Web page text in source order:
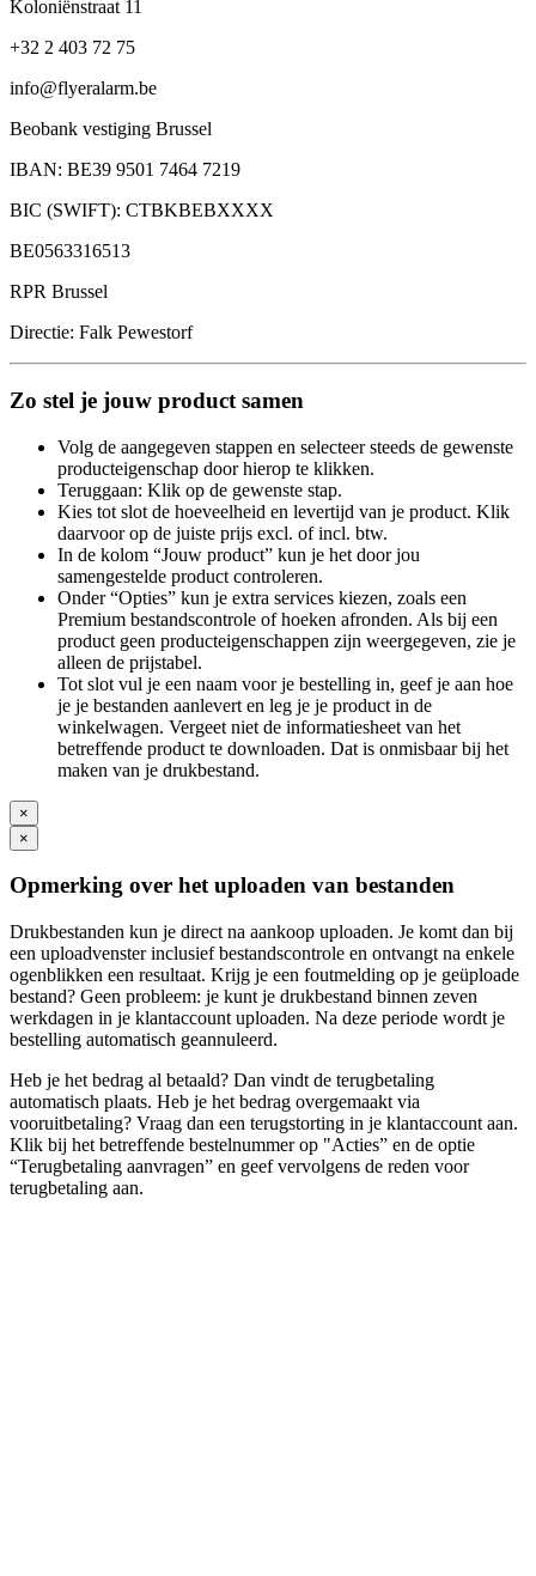
Koloniënstraat 11
+32 2 403 72 75
info@flyeralarm.be
Beobank vestiging Brussel
IBAN: BE39 9501 7464 7219
BIC (SWIFT): CTBKBEBXXXX
BE0563316513
RPR Brussel
Directie: Falk Pewestorf
Zo stel je jouw product samen
Volg de aangegeven stappen en selecteer steeds de gewenste
producteigenschap door hierop te klikken.
Teruggaan: Klik op de gewenste stap.
Kies tot slot de hoeveelheid en levertijd van je product. Klik
daarvoor op de juiste prijs excl. of incl. btw.
In de kolom “Jouw product” kun je het door jou
samengestelde product controleren.
Onder “Opties” kun je extra services kiezen, zoals een
Premium bestandscontrole of hoeken afronden. Als bij een
product geen producteigenschappen zijn weergegeven, zie je
alleen de prijstabel.
Tot slot vul je een naam voor je bestelling in, geef je aan hoe
je je bestanden aanlevert en leg je je product in de
winkelwagen. Vergeet niet de informatiesheet van het
betreffende product te downloaden. Dat is onmisbaar bij het
maken van je drukbestand.
×
×
Opmerking over het uploaden van bestanden
Drukbestanden kun je direct na aankoop uploaden. Je komt dan bij
een uploadvenster inclusief bestandscontrole en ontvangt na enkele
ogenblikken een resultaat. Krijg je een foutmelding op je geüploade
bestand? Geen probleem: je kunt je drukbestand binnen zeven
werkdagen in je klantaccount uploaden. Na deze periode wordt je
bestelling automatisch geannuleerd.
Heb je het bedrag al betaald? Dan vindt de terugbetaling
automatisch plaats. Heb je het bedrag overgemaakt via
vooruitbetaling? Vraag dan een terugstorting in je klantaccount aan.
Klik bij het betreffende bestelnummer op "Acties” en de optie
“Terugbetaling aanvragen” en geef vervolgens de reden voor
terugbetaling aan.